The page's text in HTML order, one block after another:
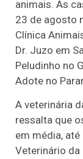
animais. As
23 de agosto
Clínica
Dr. Juzo em
Peludinho no
Adote no
A veterinária
ressalta que
em média,
Veterinário da